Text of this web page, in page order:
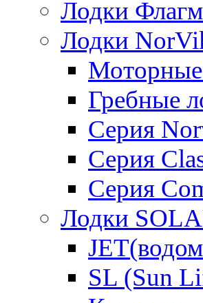
Лодки
Лодки
Гребные
Серия
Серия
Серия
Лодки
SL (Sun